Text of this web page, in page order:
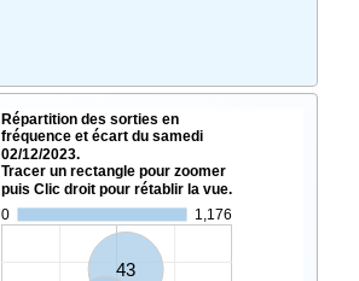
Répartition des sorties en
fréquence et écart du samedi
02/12/2023.
Tracer un rectangle pour zoomer
puis Clic droit pour rétablir la vue.
0
1,176
43